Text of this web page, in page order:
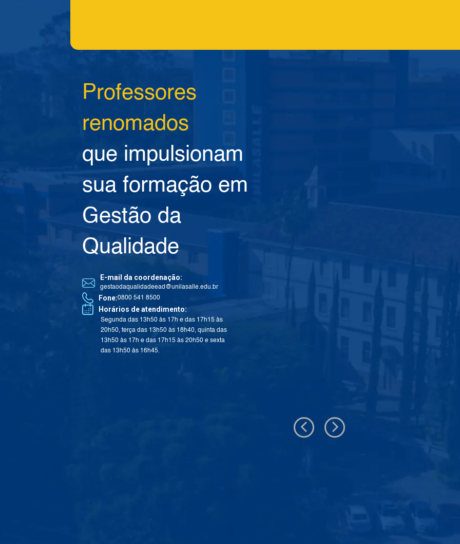
Professores
renomados
que impulsionam
sua formação em
Gestão da
Qualidade
E-mail da coordenação:
gestaodaqualidadeead@unilasalle.edu.br
Fone:0800 541 8500
Horários de atendimento:
Segunda das 13h50 às 17h e das 17h15 às
20h50, terça das 13h50 às 18h40, quinta das
13h50 às 17h e das 17h15 às 20h50 e sexta
das 13h50 às 16h45.